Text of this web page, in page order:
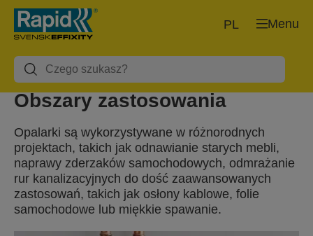
Menu
PL
Obszary zastosowania
Opalarki są wykorzystywane w różnorodnych
projektach, takich jak odnawianie starych mebli,
naprawy zderzaków samochodowych, odmrażanie
rur kanalizacyjnych do dość zaawansowanych
zastosowań, takich jak osłony kablowe, folie
samochodowe lub miękkie spawanie.